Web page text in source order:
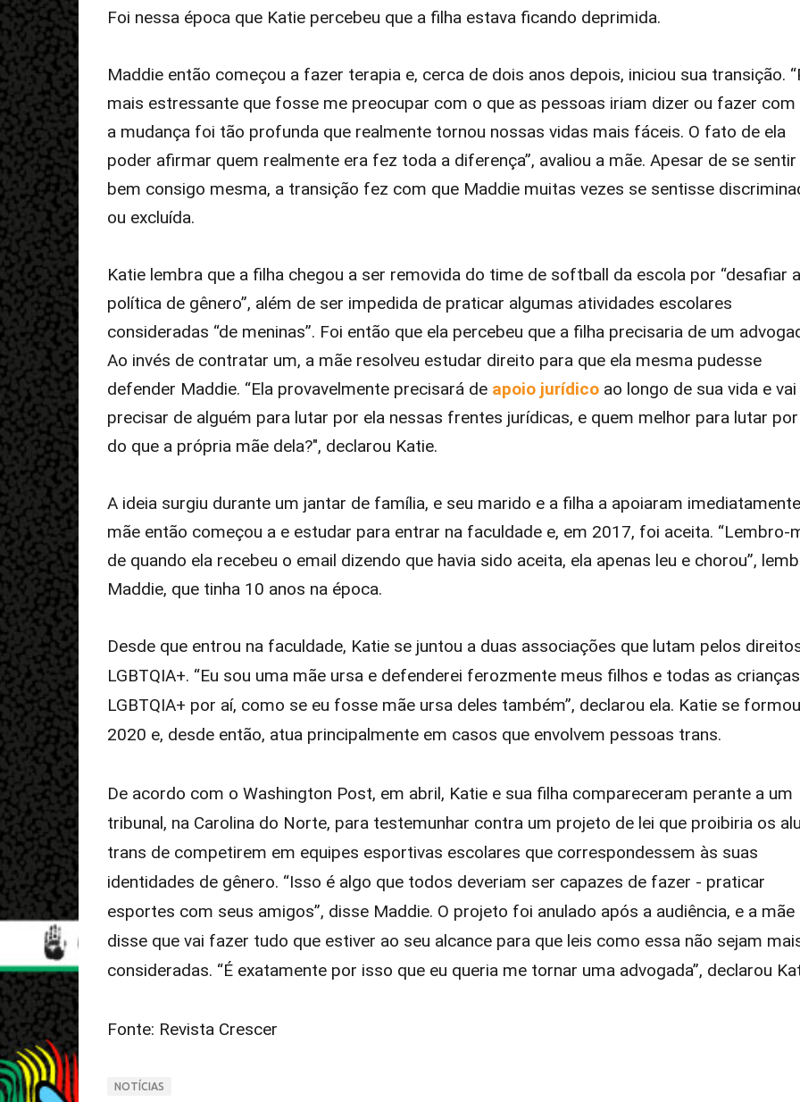
Foi nessa época que Katie percebeu que a filha estava ficando deprimida.
Maddie então começou a fazer terapia e, cerca de dois anos depois, iniciou sua transição.
mais estressante que fosse me preocupar com o que as pessoas iriam dizer ou fazer com
a mudança foi tão profunda que realmente tornou nossas vidas mais fáceis. O fato de ela
poder afirmar quem realmente era fez toda a diferença”, avaliou a mãe. Apesar de se sentir
bem consigo mesma, a transição fez com que Maddie muitas vezes se sentisse
ou excluída.
Katie lembra que a filha chegou a ser removida do time de softball da escola por “desafiar a
política de gênero”, além de ser impedida de praticar algumas atividades escolares
consideradas “de meninas”. Foi então que ela percebeu que a filha precisaria de um
Ao invés de contratar um, a mãe resolveu estudar direito para que ela mesma pudesse
defender Maddie. “Ela provavelmente precisará de apoio jurídicoao longo de sua vida e vai
precisar de alguém para lutar por ela nessas frentes jurídicas, e quem melhor para lutar
do que a própria mãe dela?", declarou Katie.
A ideia surgiu durante um jantar de família, e seu marido e a filha a apoiaram
mãe então começou a e estudar para entrar na faculdade e, em 2017, foi aceita. “Lembro-
de quando ela recebeu o email dizendo que havia sido aceita, ela apenas leu e chorou”,
Maddie, que tinha 10 anos na época.
Desde que entrou na faculdade, Katie se juntou a duas associações que lutam pelos
LGBTQIA+. “Eu sou uma mãe ursa e defenderei ferozmente meus filhos e todas as crianças
LGBTQIA+ por aí, como se eu fosse mãe ursa deles também”, declarou ela. Katie se
2020 e, desde então, atua principalmente em casos que envolvem pessoas trans.
De acordo com o Washington Post, em abril, Katie e sua filha compareceram perante a um
tribunal, na Carolina do Norte, para testemunhar contra um projeto de lei que proibiria os
trans de competirem em equipes esportivas escolares que correspondessem às suas
identidades de gênero. “Isso é algo que todos deveriam ser capazes de fazer - praticar
esportes com seus amigos”, disse Maddie. O projeto foi anulado após a audiência, e a mãe
disse que vai fazer tudo que estiver ao seu alcance para que leis como essa não sejam
consideradas. “É exatamente por isso que eu queria me tornar uma advogada”, declarou
Fonte: Revista Crescer
NOTÍCIAS